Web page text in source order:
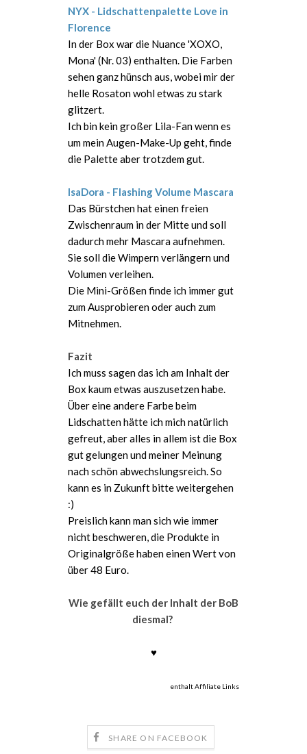
NYX - Lidschattenpalette Love in
Florence
In der Box war die Nuance 'XOXO,
Mona' (Nr. 03) enthalten. Die Farben
sehen ganz hünsch aus, wobei mir der
helle Rosaton wohl etwas zu stark
glitzert.
Ich bin kein großer Lila-Fan wenn es
um mein Augen-Make-Up geht, finde
die Palette aber trotzdem gut.
IsaDora - Flashing Volume Mascara
Das Bürstchen hat einen freien
Zwischenraum in der Mitte und soll
dadurch mehr Mascara aufnehmen.
Sie soll die Wimpern verlängern und
Volumen verleihen.
Die Mini-Größen finde ich immer gut
zum Ausprobieren oder auch zum
Mitnehmen.
Fazit
Ich muss sagen das ich am Inhalt der
Box kaum etwas auszusetzen habe.
Über eine andere Farbe beim
Lidschatten hätte ich mich natürlich
gefreut, aber alles in allem ist die Box
gut gelungen und meiner Meinung
nach schön abwechslungsreich. So
kann es in Zukunft bitte weitergehen
:)
Preislich kann man sich wie immer
nicht beschweren, die Produkte in
Originalgröße haben einen Wert von
über 48 Euro.
Wie gefällt euch der Inhalt der BoB
diesmal?
♥
enthalt Affiliate Links
SHARE ON FACEBOOK